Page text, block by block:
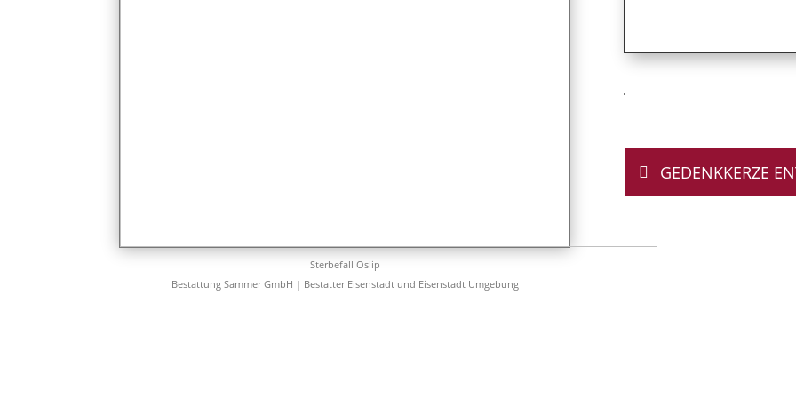
Sterbefall Oslip
Bestattung Sammer GmbH | Bestatter Eisenstadt und Eisenstadt Umgebung
GEDENKKERZE